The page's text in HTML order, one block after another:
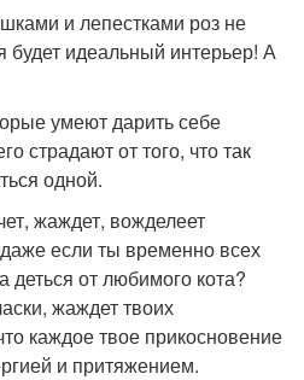
и лепестками роз не
будет идеальный интерьер! А
умеют дарить себе
страдают от того, что так
одной.
жаждет, вожделеет
если ты временно всех
деться от любимого кота?
жаждет твоих
каждое твое прикосновение
и притяжением.